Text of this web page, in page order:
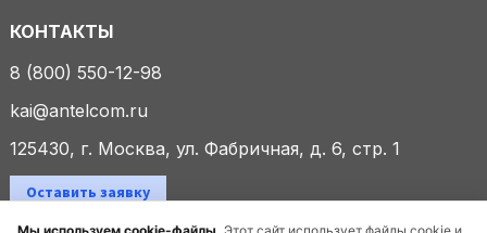
КОНТАКТЫ
8 (800) 550-12-98
kai@antelcom.ru
125430, г. Москва, ул. Фабричная, д. 6, стр. 1
Оставить заявку